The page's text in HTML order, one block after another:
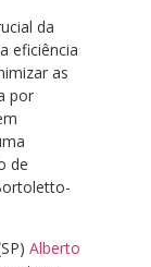
da
eficiência
as
por
de
Alberto